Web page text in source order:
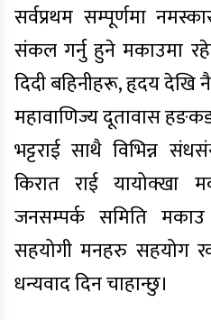
सर्वप्रथम सम्पूर्णमा
संकल गर्नु हुने मकाउमा
दिदी बहिनीहरू, हृदय देखि
महावाणिज्य दूतावास
भट्टराई साथै विभिन्न
किरात राई यायोक्खा
जनसम्पर्क समिति
सहयोगी मनहरु सहयोग
धन्यवाद दिन चाहान्छु।